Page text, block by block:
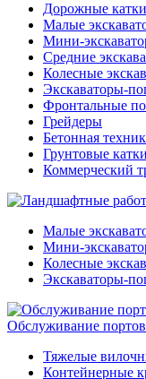
Дорожные катки
Малые
Мини-
Средние
Колесные
Экскаваторы-
Фронтальные
Грейдеры
Бетонная
Грунтовые катки
Коммерческий
Малые
Мини-
Колесные
Экскаваторы-
Обслуживание портов
Тяжелые
Контейнерные